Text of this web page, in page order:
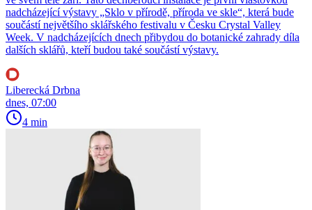
nadcházející výstavy „Sklo v přírodě, příroda ve skle“, která bude
součástí největšího sklářského festivalu v Česku Crystal Valley
Week. V nadcházejících dnech přibydou do botanické zahrady díla
dalších sklářů, kteří budou také součástí výstavy.
Liberecká Drbna
dnes, 07:00
4 min